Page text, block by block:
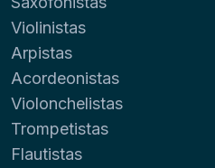
Violinistas
Arpistas
Acordeonistas
Violonchelistas
Trompetistas
Flautistas